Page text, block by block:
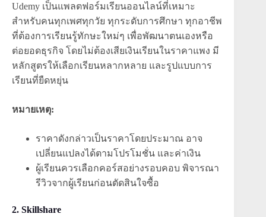
Udemy เป็นแพลตฟอร์มเรียนออนไลน์ที่เหมาะ
สำหรับคนทุกเพศทุกวัย ทุกระดับการศึกษา ทุกอาชีพ
ที่ต้องการเรียนรู้ทักษะใหม่ๆ เพื่อพัฒนาตนเองหรือ
ต่อยอดธุรกิจ โดยไม่ต้องเสียเงินเรียนในราคาแพง มี
หลักสูตรให้เลือกเรียนหลากหลาย และรูปแบบการ
เรียนที่ยืดหยุ่น
หมายเหตุ:
ราคาดังกล่าวเป็นราคาโดยประมาณ อาจ
เปลี่ยนแปลงได้ตามโปรโมชั่น และค่าเงิน
ผู้เรียนควรเลือกคอร์สอย่างรอบคอบ พิจารณา
รีวิวจากผู้เรียนก่อนตัดสินใจซื้อ
2. Skillshare